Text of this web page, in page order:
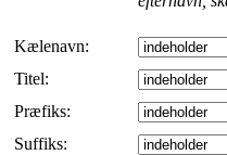
Kælenavn:
Titel:
Præfiks:
Suffiks: